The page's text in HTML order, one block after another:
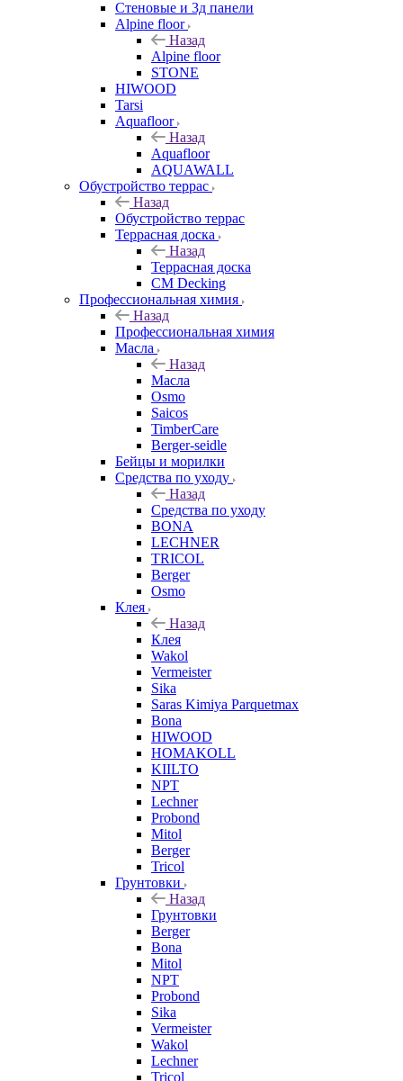
Стеновые и 3д панели
Alpine floor
Назад
Alpine floor
STONE
HIWOOD
Tarsi
Aquafloor
Назад
Aquafloor
AQUAWALL
Обустройство террас
Назад
Обустройство террас
Террасная доска
Назад
Террасная доска
CM Decking
Профессиональная химия
Назад
Профессиональная химия
Масла
Назад
Масла
Osmo
Saicos
TimberCare
Berger-seidle
Бейцы и морилки
Средства по уходу
Назад
Средства по уходу
BONA
LECHNER
TRICOL
Berger
Osmo
Клея
Назад
Клея
Wakol
Vermeister
Sika
Saras Kimiya Parquetmax
Bona
HIWOOD
HOMAKOLL
KIILTO
NPT
Lechner
Probond
Mitol
Berger
Tricol
Грунтовки
Назад
Грунтовки
Berger
Bona
Mitol
NPT
Probond
Sika
Vermeister
Wakol
Lechner
Tricol